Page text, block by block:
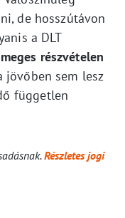
de hosszútávon
a DLT
részvételen
jövőben sem lesz
független
Részletes jogi